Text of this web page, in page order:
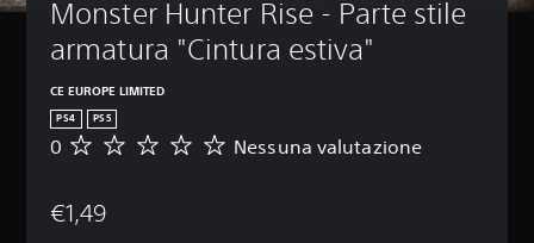
Monster Hunter Rise - Parte stile
armatura "Cintura estiva"
CE EUROPE LIMITED
PS4 PS5
N
s
0 Nessuna valutazione
€1,49